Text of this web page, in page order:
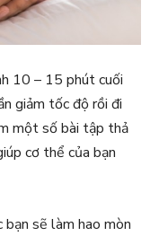
10 – 15 phút cuối
giảm tốc độ rồi đi
một số bài tập thả
cơ thể của bạn
sẽ làm hao mòn